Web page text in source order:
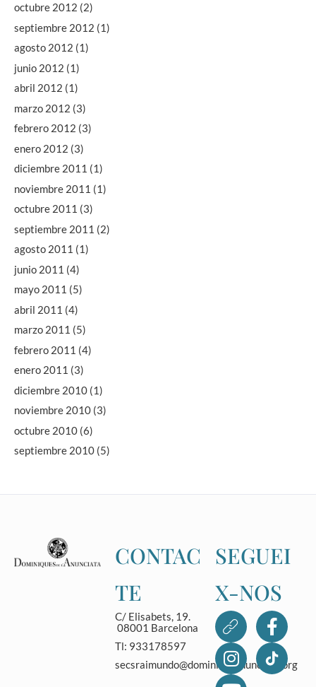
octubre 2012 (2)
septiembre 2012 (1)
agosto 2012 (1)
junio 2012 (1)
abril 2012 (1)
marzo 2012 (3)
febrero 2012 (3)
enero 2012 (3)
diciembre 2011 (1)
noviembre 2011 (1)
octubre 2011 (3)
septiembre 2011 (2)
agosto 2011 (1)
junio 2011 (4)
mayo 2011 (5)
abril 2011 (4)
marzo 2011 (5)
febrero 2011 (4)
enero 2011 (3)
diciembre 2010 (1)
noviembre 2010 (3)
octubre 2010 (6)
septiembre 2010 (5)
CONTAC
TE
C/ Elisabets, 19.
08001 Barcelona
Tl: 933178597
secsraimundo@dominicasanunciata.org
SEGUEI
X-NOS